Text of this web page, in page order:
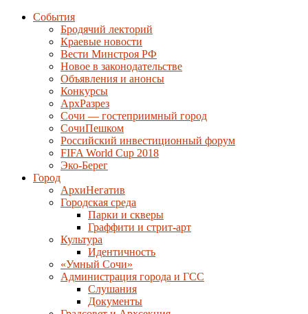
События
Бродячий лекторий
Краевые новости
Вести Минстроя РФ
Новое в законодательстве
Объявления и анонсы
Конкурсы
АрхРазрез
Сочи — гостеприимный город
СочиПешком
Российский инвестиционный форум
FIFA World Cup 2018
Эко-Берег
Город
АрхиНегатив
Городская среда
Парки и скверы
Граффити и стрит-арт
Культура
Идентичность
«Умный Сочи»
Администрация города и ГСС
Слушания
Документы